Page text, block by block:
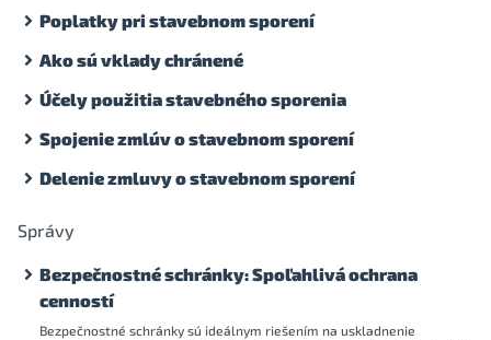
Poplatky pri stavebnom sporení
Ako sú vklady chránené
Účely použitia stavebného sporenia
Spojenie zmlúv o stavebnom sporení
Delenie zmluvy o stavebnom sporení
Správy
Bezpečnostné schránky: Spoľahlivá ochrana
cenností
Bezpečnostné schránky sú ideálnym riešením na uskladnenie